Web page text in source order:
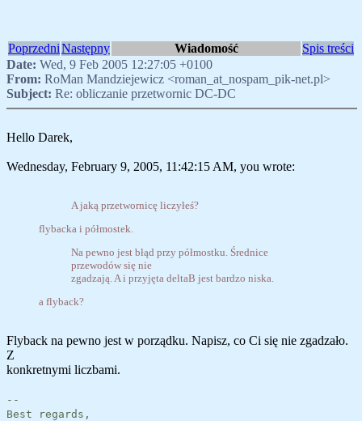
PoprzedniNastępny Wiadomość
Spis treści
Date: Wed, 9 Feb 2005 12:27:05 +0100
From: RoMan Mandziejewicz <roman_at_nospam_pik-net.pl>
Subject: Re: obliczanie przetwornic DC-DC
Hello Darek,
Wednesday, February 9, 2005, 11:42:15 AM, you wrote:
A jaką przetwornicę liczyłeś?
flybacka i półmostek.
Na pewno jest błąd przy półmostku. Średnice
przewodów się nie
zgadzają. A i przyjęta deltaB jest bardzo niska.
a flyback?
Flyback na pewno jest w porządku. Napisz, co Ci się nie zgadzało.
Z
konkretnymi liczbami.
--
Best regards,